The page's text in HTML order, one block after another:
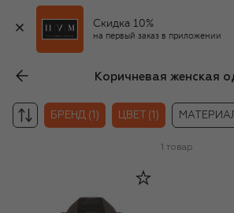
Скидка 10%
на первый заказ в приложении
БРЕНД (1) ЦВЕТ (1) МАТЕРИАЛ
1 товар